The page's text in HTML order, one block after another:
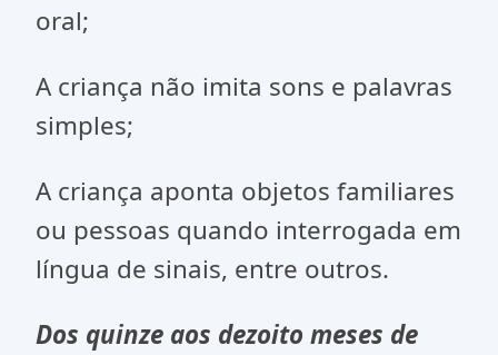
oral;
A criança não imita sons e palavras
simples;
A criança aponta objetos familiares
ou pessoas quando interrogada em
língua de sinais, entre outros.
Dos quinze aos dezoito meses de